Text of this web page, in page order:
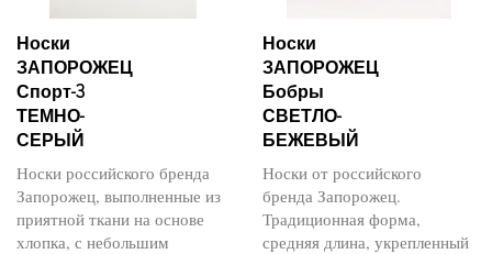
Носки
ЗАПОРОЖЕЦ
Спорт-3
ТЕМНО-
СЕРЫЙ
Носки российского бренда
Запорожец, выполненные из
приятной ткани на основе
хлопка, с небольшим
Носки
ЗАПОРОЖЕЦ
Бобры
СВЕТЛО-
БЕЖЕВЫЙ
Носки от российского
бренда Запорожец.
Традиционная форма,
средняя длина, укрепленный